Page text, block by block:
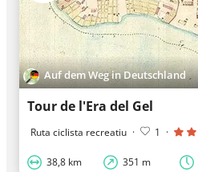
Auf dem Weg in Deutschland
Tour de l'Era del Gel
Ruta ciclista recreatiu · 1 ·
38,8 km 351 m